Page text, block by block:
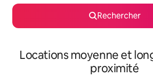
Rechercher
Locations moyenne et
proximité